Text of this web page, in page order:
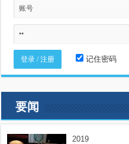
记住密码
要闻
2019